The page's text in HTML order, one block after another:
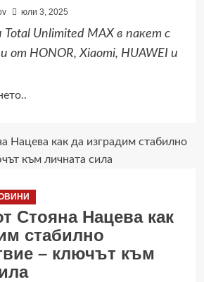
Revolution
с
в
юли 3, 2025
Unlimited MAX в пакет с
от HONOR, Xiaomi, HUAWEI и
Премиум
план
Yettel
в
комплект
с
топ
Стояна Нацева как
стабилно
– ключът към